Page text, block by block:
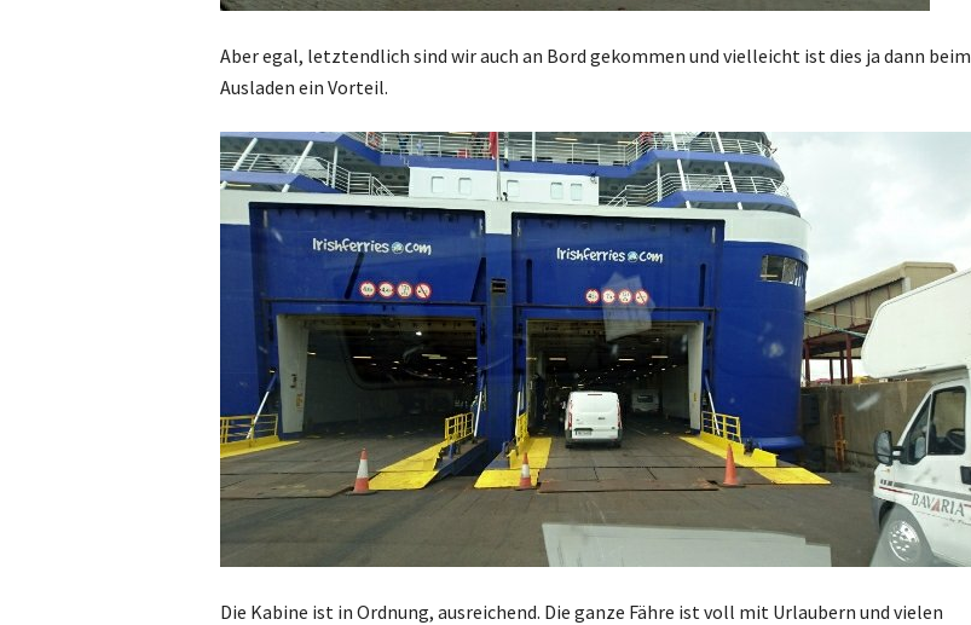
Aber egal, letztendlich sind wir auch an Bord gekommen und vielleicht ist dies ja dann beim
Ausladen ein Vorteil.
Die Kabine ist in Ordnung, ausreichend. Die ganze Fähre ist voll mit Urlaubern und vielen